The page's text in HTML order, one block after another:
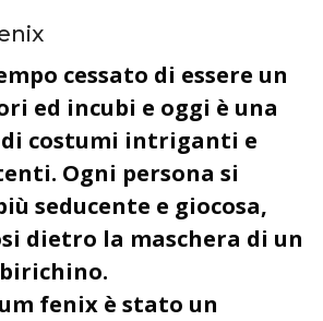
cessato di essere un
ed incubi e oggi è una
costumi intriganti e
Ogni persona si
seducente e giocosa,
dietro la maschera di un
fenix è stato un